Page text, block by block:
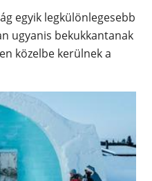
egyik legkülönlegesebb
ugyanis bekukkantanak
közelbe kerülnek a